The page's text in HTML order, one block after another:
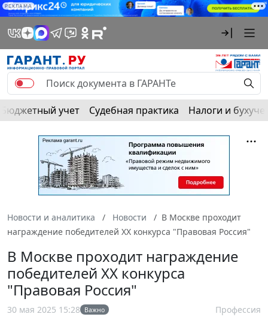
РЕКЛАМА
Бюджетный учет Судебная практика Налоги и
Новости и аналитика Новости
В Москве проходит
награждение победителей XX конкурса "Правовая Россия"
В Москве проходит награждение
победителей XX конкурса
"Правовая Россия"
30 мая 2025 15:28 Важно Профессия